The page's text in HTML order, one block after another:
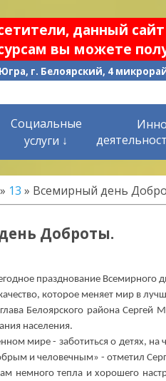
данный
вы можете
г. Белоярский, 4
Социальные
услуги ↓
» 13 » Всемирный день
Доброты.
празднование Всемирного
которое меняет мир в
Белоярского района Сергей
населения.
мире - заботиться о детях,
и человечным» - отметил
немного тепла и хорошего